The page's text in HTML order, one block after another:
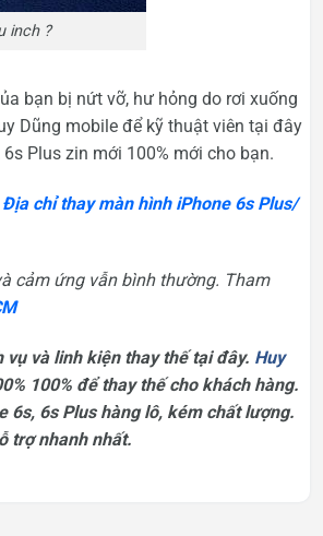
inch ?
bạn bị nứt vỡ, hư hỏng do rơi xuống
Dũng mobile để kỹ thuật viên tại đây
Plus zin mới 100% mới cho bạn.
Địa chỉthay màn hình iPhone 6s Plus/
cảm ứng vẫn bình thường. Tham
và linh kiện thay thế tại đây. Huy
100% để thay thế cho khách hàng.
6s, 6s Plus hàng lô, kém chất lượng.
trợ nhanh nhất.